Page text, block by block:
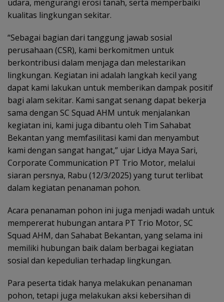
udara, mengurangi erosi tanah, serta memperbaiki
kualitas lingkungan sekitar.
“Sebagai bagian dari tanggung jawab sosial
perusahaan (CSR), kami berkomitmen untuk
berkontribusi dalam menjaga dan melestarikan
lingkungan. Kegiatan ini adalah langkah kecil yang
dapat kami lakukan untuk memberikan dampak positif
bagi alam sekitar. Kami sangat senang dapat bekerja
sama dengan SC Squad AHM untuk menjalankan
kegiatan ini, kami juga dibantu oleh Tim Sahabat
Bekantan yang memfasilitasi kami dan menyambut
kami dengan sangat hangat,” ujar Lidya Maya Sari,
Corporate Communication PT Trio Motor, melalui
siaran persnya, Rabu (12/3/2025) yang turut terlibat
dalam kegiatan penanaman pohon.
Acara penanaman pohon ini juga menjadi wadah untuk
mempererat hubungan antara PT Trio Motor, SC
Squad AHM, dan Sahabat Bekantan, yang selama ini
memiliki hubungan baik dalam berbagai kegiatan
sosial dan kepedulian terhadap lingkungan.
Para peserta tidak hanya melakukan penanaman
pohon, tetapi juga melakukan aksi kebersihan di